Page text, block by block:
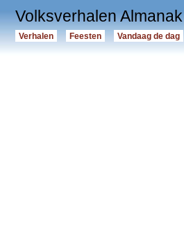
Volksverhalen Almanak
Verhalen Feesten Vandaag de dag